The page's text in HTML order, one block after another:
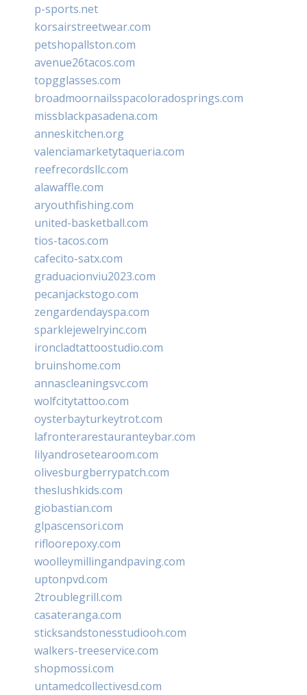
p-sports.net
korsairstreetwear.com
petshopallston.com
avenue26tacos.com
topgglasses.com
broadmoornailsspacoloradosprings.com
missblackpasadena.com
anneskitchen.org
valenciamarketytaqueria.com
reefrecordsllc.com
alawaffle.com
aryouthfishing.com
united-basketball.com
tios-tacos.com
cafecito-satx.com
graduacionviu2023.com
pecanjackstogo.com
zengardendayspa.com
sparklejewelryinc.com
ironcladtattoostudio.com
bruinshome.com
annascleaningsvc.com
wolfcitytattoo.com
oysterbayturkeytrot.com
lafronterarestauranteybar.com
lilyandrosetearoom.com
olivesburgberrypatch.com
theslushkids.com
giobastian.com
glpascensori.com
rifloorepoxy.com
woolleymillingandpaving.com
uptonpvd.com
2troublegrill.com
casateranga.com
sticksandstonesstudiooh.com
walkers-treeservice.com
shopmossi.com
untamedcollectivesd.com